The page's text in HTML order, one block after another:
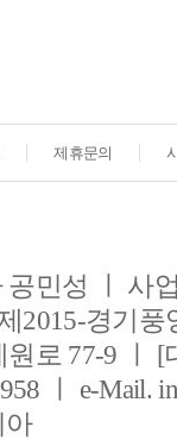
제휴문의
민성 ㅣ 사
2015-경기풍
로 77-9 ㅣ [
ㅣ e-Mail.
아